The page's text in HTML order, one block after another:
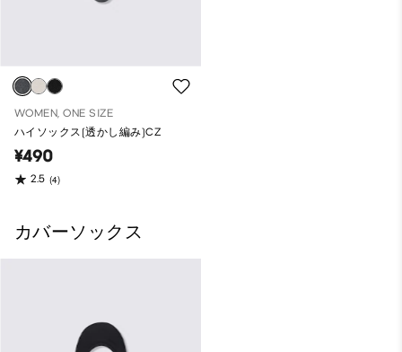
WOMEN, ONE SIZE
ハイソックス(透かし編み)CZ
¥490
2.5 (4)
カバーソックス